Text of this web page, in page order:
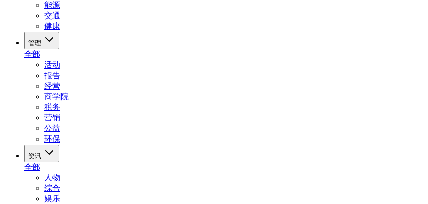
能源
交通
健康
管理
全部
活动
报告
经营
商学院
税务
营销
公益
环保
资讯
全部
人物
综合
娱乐